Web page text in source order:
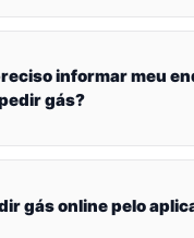
informar meu
gás?
gás online pelo